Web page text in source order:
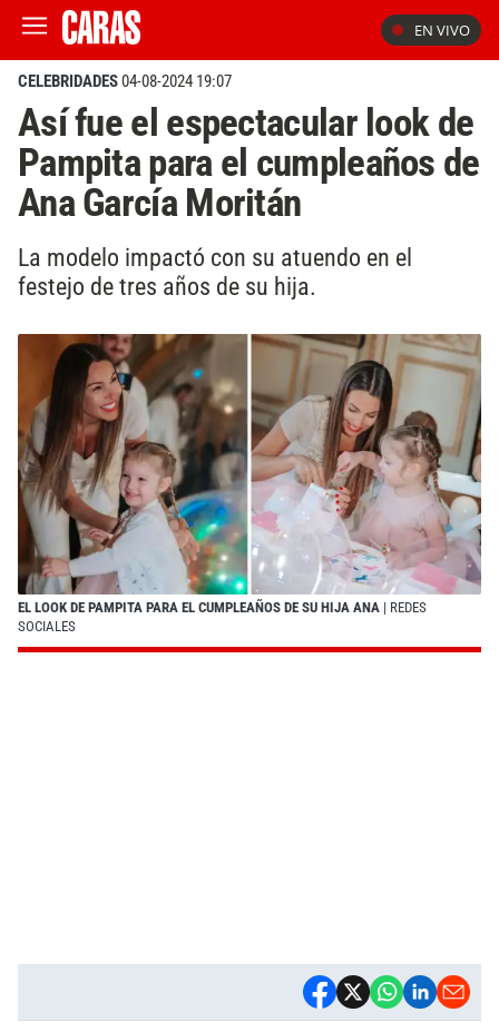
EN VIVO
CELEBRIDADES04-08-2024 19:07
Así fue el espectacular look de
Pampita para el cumpleaños de
Ana García Moritán
La modelo impactó con su atuendo en el
festejo de tres años de su hija.
EL LOOK DE PAMPITA PARA EL CUMPLEAÑOS DE SU HIJA ANA | REDES
SOCIALES